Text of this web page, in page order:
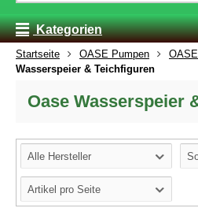
Kategorien
Startseite OASE Pumpen
Wasserspeier & Teichfiguren
Oase Wasserspeier
Alle Hersteller
Artikel pro Seite